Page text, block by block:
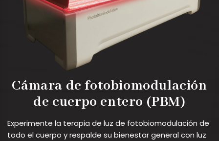
Cámara de fotobiomodulación
de cuerpo entero (PBM)
Experimente la terapia de luz de fotobiomodulación de
todo el cuerpo y respalde su bienestar general con luz